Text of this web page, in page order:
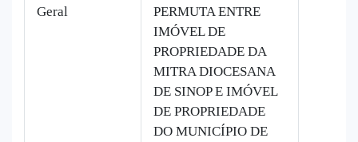
Geral
PERMUTA ENTRE
IMÓVEL DE
PROPRIEDADE DA
MITRA DIOCESANA
DE SINOP E IMÓVEL
DE PROPRIEDADE
DO MUNICÍPIO DE